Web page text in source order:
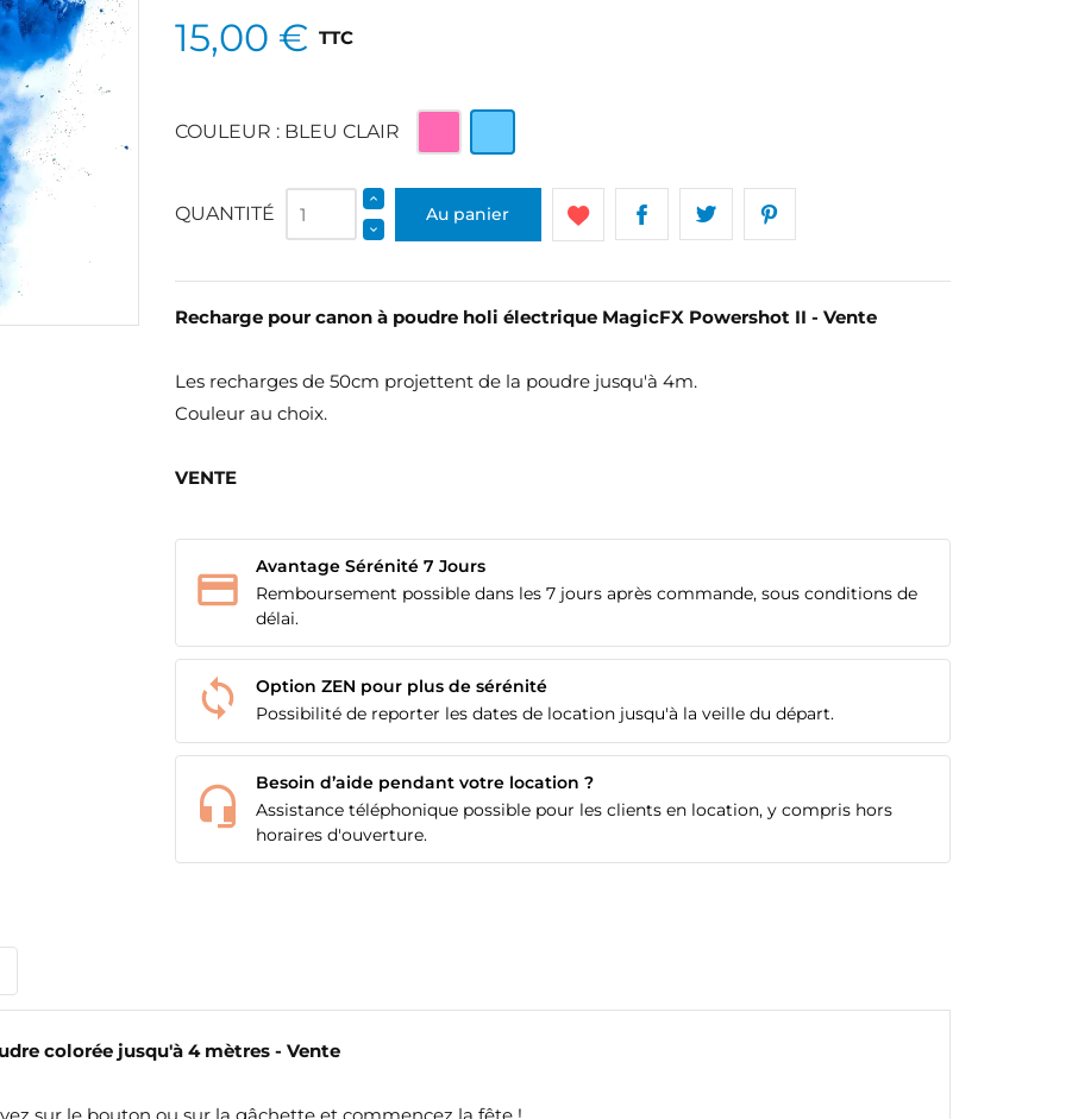
15,00 € TTC
COULEUR : BLEU CLAIR
clair
QUANTITÉ Au panier
Recharge pour canon à poudre holi électrique MagicFX Powershot II - Vente
Les recharges de 50cm projettent de la poudre jusqu'à 4m.
Couleur au choix.
VENTE
Avantage Sérénité 7 Jours
Remboursement possible dans les 7 jours après commande, sous conditions de
délai.
Option ZEN pour plus de sérénité
Possibilité de reporter les dates de location jusqu'à la veille du départ.
Besoin d’aide pendant votre location ?
Assistance téléphonique possible pour les clients en location, y compris hors
horaires d'ouverture.
colorée jusqu'à 4 mètres - Vente
sur le bouton ou sur la gâchette et commencez la fête !